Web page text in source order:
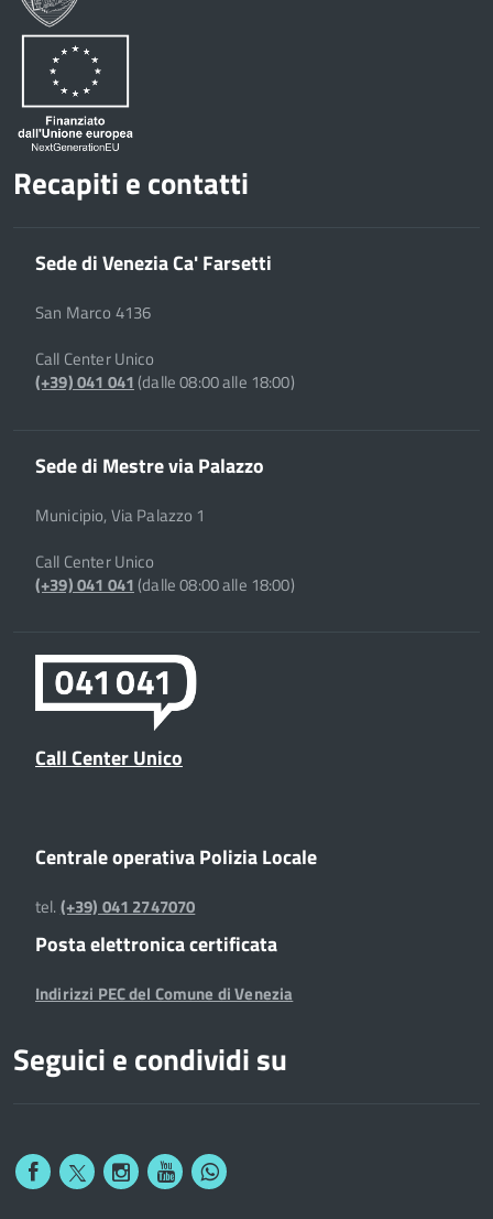
Recapiti e contatti
Sede di Venezia Ca' Farsetti
San Marco 4136
Call Center Unico
(+39) 041 041(dalle 08:00 alle 18:00)
Sede di Mestre via Palazzo
Municipio, Via Palazzo 1
Call Center Unico
(+39) 041 041(dalle 08:00 alle 18:00)
Call Center Unico
Centrale operativa Polizia Locale
tel.(+39) 041 2747070
Posta elettronica certificata
Indirizzi PEC del Comune di Venezia
Seguici e condividi su